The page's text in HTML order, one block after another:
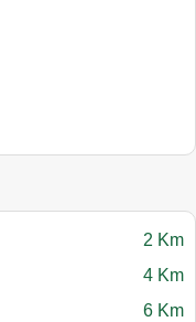
2 Km
4 Km
6 Km